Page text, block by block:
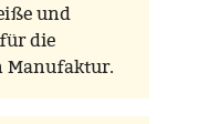
und
die
Manufaktur.